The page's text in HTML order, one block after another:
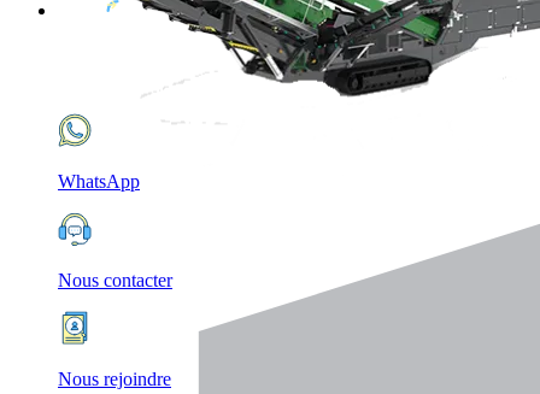
WhatsApp
Nous contacter
Nous rejoindre